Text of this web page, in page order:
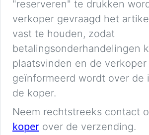
"reserveren" te drukken
verkoper gevraagd het
vast te houden, zodat
betalingsonderhandelingen
plaatsvinden en de verkoper
geïnformeerd wordt over de
de koper.
Neem rechtstreeks contact
koper over de verzending.